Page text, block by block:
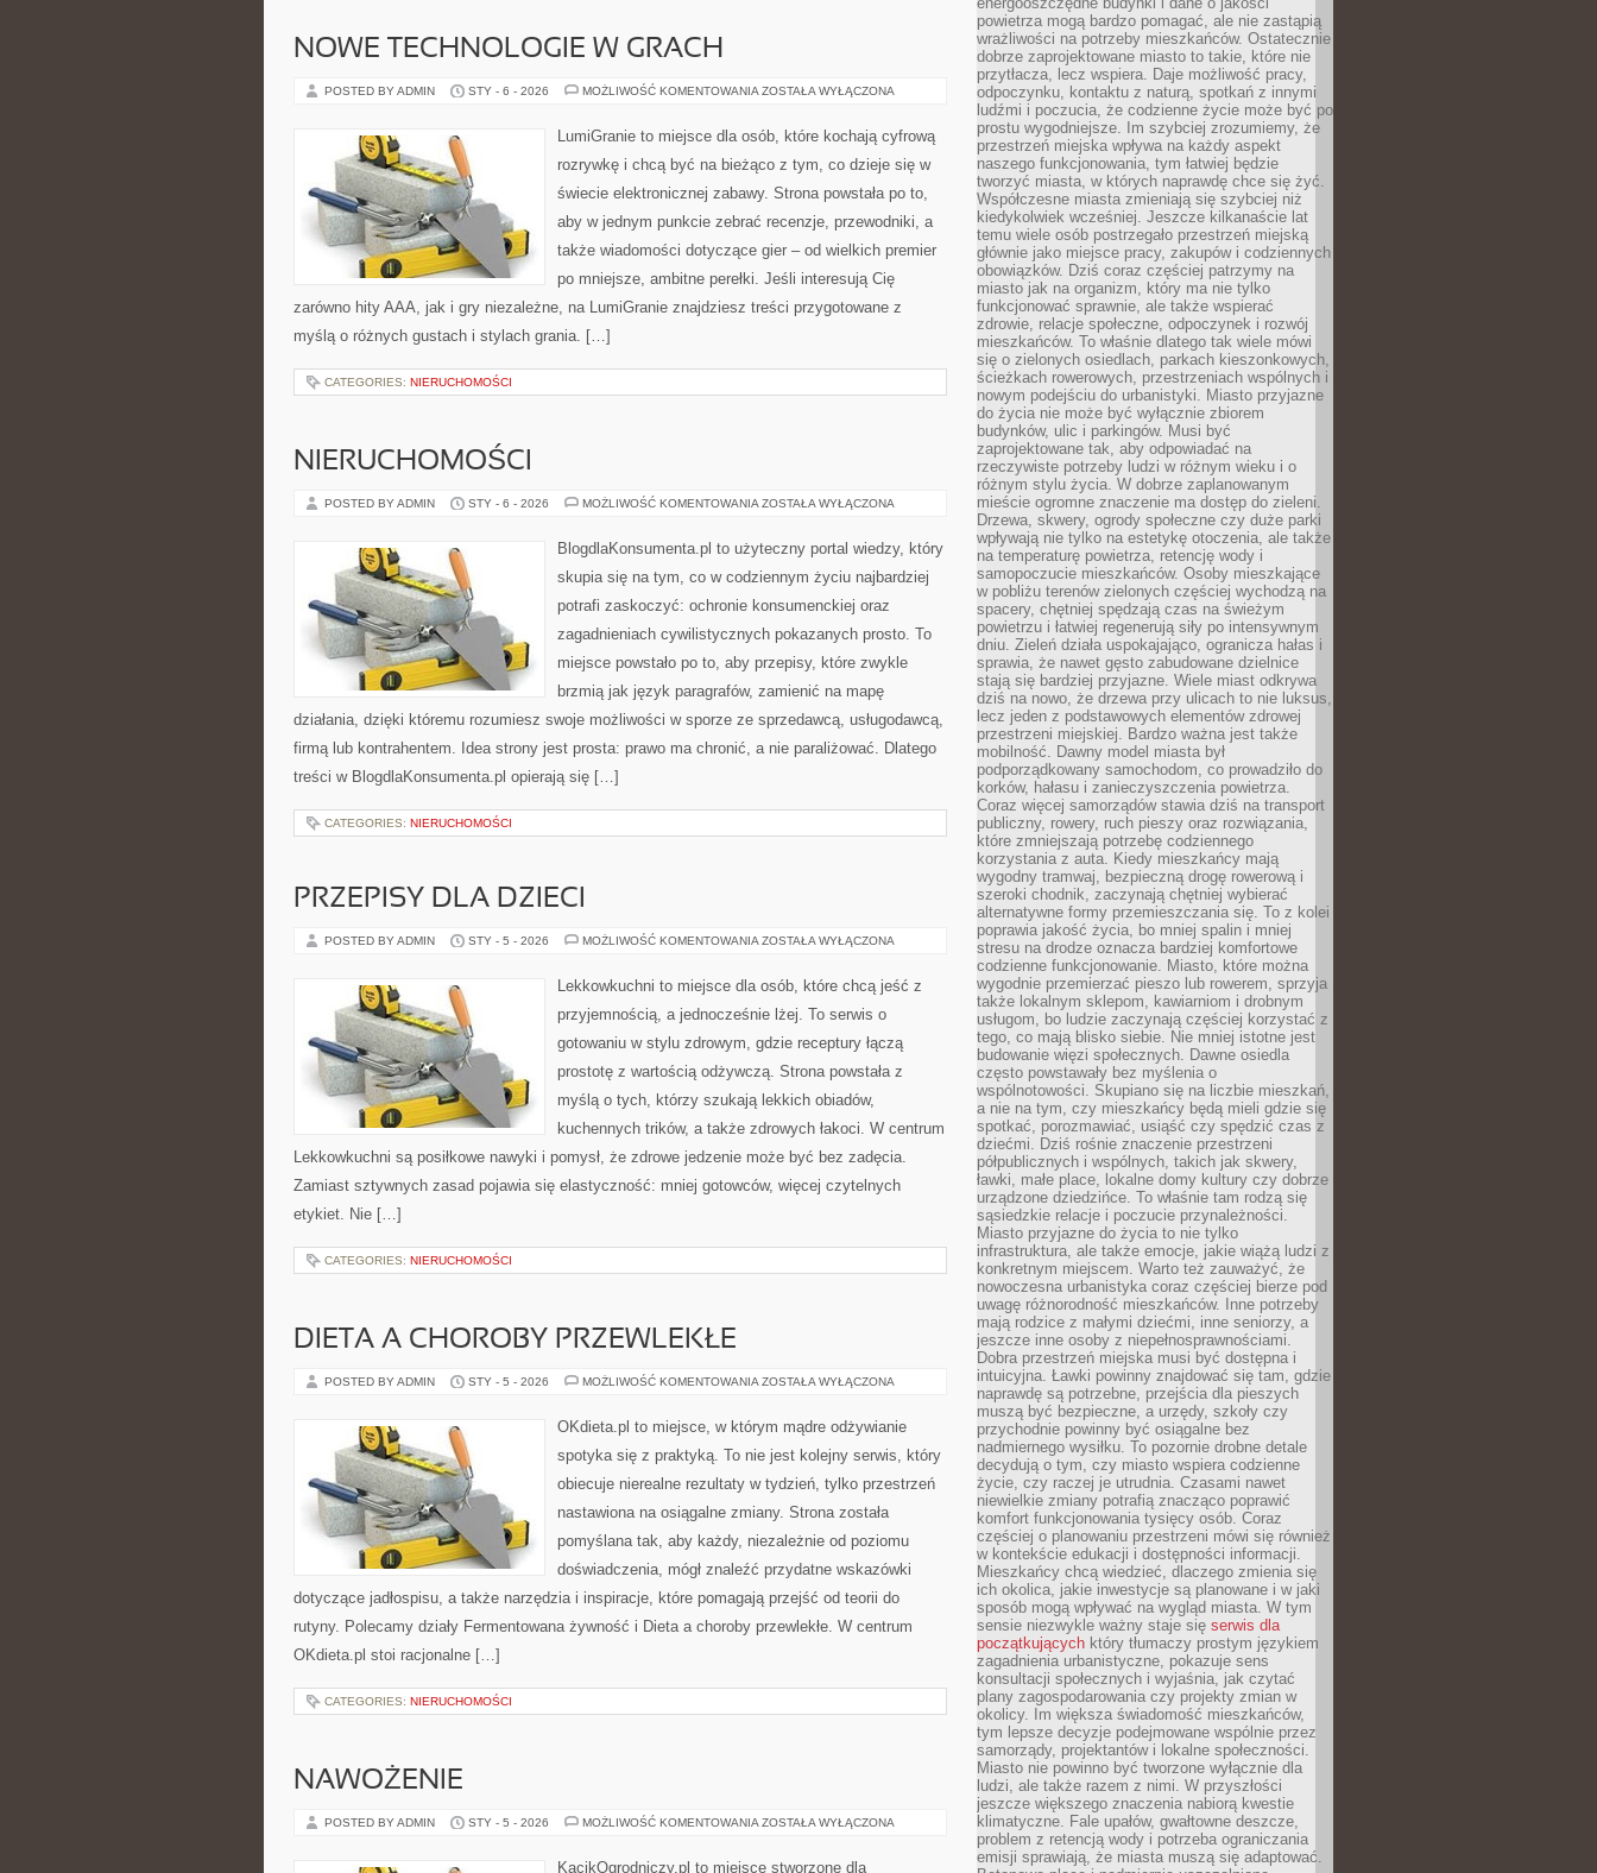
NOWE TECHNOLOGIE W GRACH
POSTED BY ADMIN STY - 6 - 2026 MOŻLIWOŚĆ KOMENTOWANIA NOWE
GRACH
ZOSTAŁA WYŁĄCZONA
LumiGranie to miejsce dla osób, które kochają cyfrową
rozrywkę i chcą być na bieżąco z tym, co dzieje się w
świecie elektronicznej zabawy. Strona powstała po to,
aby w jednym punkcie zebrać recenzje, przewodniki, a
także wiadomości dotyczące gier – od wielkich premier
po mniejsze, ambitne perełki. Jeśli interesują Cię
zarówno hity AAA, jak i gry niezależne, na LumiGranie znajdziesz treści przygotowane z
myślą o różnych gustach i stylach grania. […]
CATEGORIES: NIERUCHOMOŚCI
NIERUCHOMOŚCI
POSTED BY ADMIN STY - 6 - 2026 MOŻLIWOŚĆ KOMENTOWANIA NIERUCHOMOŚCI
ZOSTAŁA WYŁĄCZONA
BlogdlaKonsumenta.pl to użyteczny portal wiedzy, który
skupia się na tym, co w codziennym życiu najbardziej
potrafi zaskoczyć: ochronie konsumenckiej oraz
zagadnieniach cywilistycznych pokazanych prosto. To
miejsce powstało po to, aby przepisy, które zwykle
brzmią jak język paragrafów, zamienić na mapę
działania, dzięki któremu rozumiesz swoje możliwości w sporze ze sprzedawcą, usługodawcą,
firmą lub kontrahentem. Idea strony jest prosta: prawo ma chronić, a nie paraliżować. Dlatego
treści w BlogdlaKonsumenta.pl opierają się […]
CATEGORIES: NIERUCHOMOŚCI
PRZEPISY DLA DZIECI
POSTED BY ADMIN STY - 5 - 2026 MOŻLIWOŚĆ KOMENTOWANIA PRZEPISY
ZOSTAŁA WYŁĄCZONA
Lekkowkuchni to miejsce dla osób, które chcą jeść z
przyjemnością, a jednocześnie lżej. To serwis o
gotowaniu w stylu zdrowym, gdzie receptury łączą
prostotę z wartością odżywczą. Strona powstała z
myślą o tych, którzy szukają lekkich obiadów,
kuchennych trików, a także zdrowych łakoci. W centrum
Lekkowkuchni są posiłkowe nawyki i pomysł, że zdrowe jedzenie może być bez zadęcia.
Zamiast sztywnych zasad pojawia się elastyczność: mniej gotowców, więcej czytelnych
etykiet. Nie […]
CATEGORIES: NIERUCHOMOŚCI
DIETA A CHOROBY PRZEWLEKŁE
POSTED BY ADMIN STY - 5 - 2026 MOŻLIWOŚĆ KOMENTOWANIA DIETA
PRZEWLEKŁE
ZOSTAŁA WYŁĄCZONA
OKdieta.pl to miejsce, w którym mądre odżywianie
spotyka się z praktyką. To nie jest kolejny serwis, który
obiecuje nierealne rezultaty w tydzień, tylko przestrzeń
nastawiona na osiągalne zmiany. Strona została
pomyślana tak, aby każdy, niezależnie od poziomu
doświadczenia, mógł znaleźć przydatne wskazówki
dotyczące jadłospisu, a także narzędzia i inspiracje, które pomagają przejść od teorii do
rutyny. Polecamy działy Fermentowana żywność i Dieta a choroby przewlekłe. W centrum
OKdieta.pl stoi racjonalne […]
CATEGORIES: NIERUCHOMOŚCI
NAWOŻENIE
POSTED BY ADMIN STY - 5 - 2026 MOŻLIWOŚĆ KOMENTOWANIA NAWOŻENIE
ZOSTAŁA WYŁĄCZONA
KącikOgrodniczy.pl to miejsce stworzone dla
powietrza mogą bardzo pomagać, ale nie zastąpią
wrażliwości na potrzeby mieszkańców. Ostatecznie
dobrze zaprojektowane miasto to takie, które nie
przytłacza, lecz wspiera. Daje możliwość pracy,
odpoczynku, kontaktu z naturą, spotkań z innymi
ludźmi i poczucia, że codzienne życie może być po
prostu wygodniejsze. Im szybciej zrozumiemy, że
przestrzeń miejska wpływa na każdy aspekt
naszego funkcjonowania, tym łatwiej będzie
tworzyć miasta, w których naprawdę chce się żyć.
Współczesne miasta zmieniają się szybciej niż
kiedykolwiek wcześniej. Jeszcze kilkanaście lat
temu wiele osób postrzegało przestrzeń miejską
głównie jako miejsce pracy, zakupów i codziennych
obowiązków. Dziś coraz częściej patrzymy na
miasto jak na organizm, który ma nie tylko
funkcjonować sprawnie, ale także wspierać
zdrowie, relacje społeczne, odpoczynek i rozwój
mieszkańców. To właśnie dlatego tak wiele mówi
się o zielonych osiedlach, parkach kieszonkowych,
ścieżkach rowerowych, przestrzeniach wspólnych i
nowym podejściu do urbanistyki. Miasto przyjazne
do życia nie może być wyłącznie zbiorem
budynków, ulic i parkingów. Musi być
zaprojektowane tak, aby odpowiadać na
rzeczywiste potrzeby ludzi w różnym wieku i o
różnym stylu życia. W dobrze zaplanowanym
mieście ogromne znaczenie ma dostęp do zieleni.
Drzewa, skwery, ogrody społeczne czy duże parki
wpływają nie tylko na estetykę otoczenia, ale także
na temperaturę powietrza, retencję wody i
samopoczucie mieszkańców. Osoby mieszkające
w pobliżu terenów zielonych częściej wychodzą na
spacery, chętniej spędzają czas na świeżym
powietrzu i łatwiej regenerują siły po intensywnym
dniu. Zieleń działa uspokajająco, ogranicza hałas i
sprawia, że nawet gęsto zabudowane dzielnice
stają się bardziej przyjazne. Wiele miast odkrywa
dziś na nowo, że drzewa przy ulicach to nie luksus,
lecz jeden z podstawowych elementów zdrowej
przestrzeni miejskiej. Bardzo ważna jest także
mobilność. Dawny model miasta był
podporządkowany samochodom, co prowadziło do
korków, hałasu i zanieczyszczenia powietrza.
Coraz więcej samorządów stawia dziś na transport
publiczny, rowery, ruch pieszy oraz rozwiązania,
które zmniejszają potrzebę codziennego
korzystania z auta. Kiedy mieszkańcy mają
wygodny tramwaj, bezpieczną drogę rowerową i
szeroki chodnik, zaczynają chętniej wybierać
alternatywne formy przemieszczania się. To z kolei
poprawia jakość życia, bo mniej spalin i mniej
stresu na drodze oznacza bardziej komfortowe
codzienne funkcjonowanie. Miasto, które można
wygodnie przemierzać pieszo lub rowerem, sprzyja
także lokalnym sklepom, kawiarniom i drobnym
usługom, bo ludzie zaczynają częściej korzystać z
tego, co mają blisko siebie. Nie mniej istotne jest
budowanie więzi społecznych. Dawne osiedla
często powstawały bez myślenia o
wspólnotowości. Skupiano się na liczbie mieszkań,
a nie na tym, czy mieszkańcy będą mieli gdzie się
spotkać, porozmawiać, usiąść czy spędzić czas z
dziećmi. Dziś rośnie znaczenie przestrzeni
półpublicznych i wspólnych, takich jak skwery,
ławki, małe place, lokalne domy kultury czy dobrze
urządzone dziedzińce. To właśnie tam rodzą się
sąsiedzkie relacje i poczucie przynależności.
Miasto przyjazne do życia to nie tylko
infrastruktura, ale także emocje, jakie wiążą ludzi z
konkretnym miejscem. Warto też zauważyć, że
nowoczesna urbanistyka coraz częściej bierze pod
uwagę różnorodność mieszkańców. Inne potrzeby
mają rodzice z małymi dziećmi, inne seniorzy, a
jeszcze inne osoby z niepełnosprawnościami.
Dobra przestrzeń miejska musi być dostępna i
intuicyjna. Ławki powinny znajdować się tam, gdzie
naprawdę są potrzebne, przejścia dla pieszych
muszą być bezpieczne, a urzędy, szkoły czy
przychodnie powinny być osiągalne bez
nadmiernego wysiłku. To pozornie drobne detale
decydują o tym, czy miasto wspiera codzienne
życie, czy raczej je utrudnia. Czasami nawet
niewielkie zmiany potrafią znacząco poprawić
komfort funkcjonowania tysięcy osób. Coraz
częściej o planowaniu przestrzeni mówi się również
w kontekście edukacji i dostępności informacji.
Mieszkańcy chcą wiedzieć, dlaczego zmienia się
ich okolica, jakie inwestycje są planowane i w jaki
sposób mogą wpływać na wygląd miasta. W tym
sensie niezwykle ważny staje się serwis dla
początkujących który tłumaczy prostym językiem
zagadnienia urbanistyczne, pokazuje sens
konsultacji społecznych i wyjaśnia, jak czytać
plany zagospodarowania czy projekty zmian w
okolicy. Im większa świadomość mieszkańców,
tym lepsze decyzje podejmowane wspólnie przez
samorządy, projektantów i lokalne społeczności.
Miasto nie powinno być tworzone wyłącznie dla
ludzi, ale także razem z nimi. W przyszłości
jeszcze większego znaczenia nabiorą kwestie
klimatyczne. Fale upałów, gwałtowne deszcze,
problem z retencją wody i potrzeba ograniczania
emisji sprawiają, że miasta muszą się adaptować.